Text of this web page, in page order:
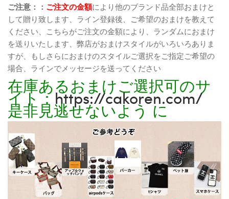
ご注意：： ご注文の金額により他のブランド品全部おまけと
して贈り致します、ライン登録後、ご希望のおまけを教えて
ください、こちらがご注文の金額により、ランダムにおまけ
を送りいたします、弊店がおまけスタイルがいろいろありま
すが、もしさらにおまけのスタイルご選択をご指定ご希望の
場合、ラインでメッセージを送ってください
在庫あるおまけご選択可のサ
イト：https://cakoren.com/
是非見逃せないよう に